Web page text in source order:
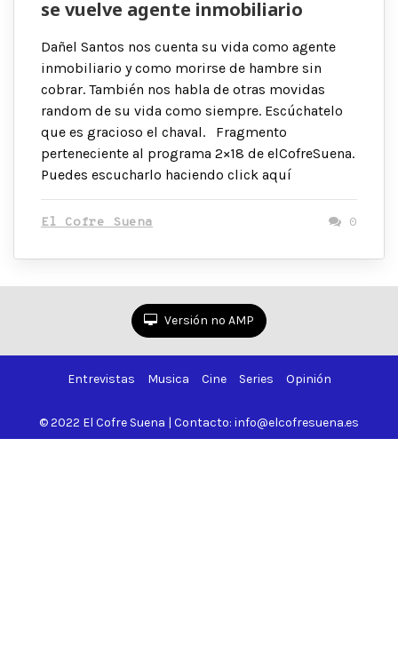
se vuelve agente inmobiliario
Dañel Santos nos cuenta su vida como agente
inmobiliario y como morirse de hambre sin
cobrar. También nos habla de otras movidas
random de su vida como siempre. Escúchatelo
que es gracioso el chaval. Fragmento
perteneciente al programa 2×18 de elCofreSuena.
Puedes escucharlo haciendo click aquí
El Cofre Suena 0
Versión no AMP
Entrevistas Musica Cine Series Opinión
© 2022 El Cofre Suena | Contacto: info@elcofresuena.es